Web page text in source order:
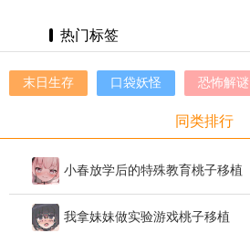
热门标签
末日生存 口袋妖怪 恐怖解谜
同类排行
小春放学后的特殊教育桃子移植
我拿妹妹做实验游戏桃子移植